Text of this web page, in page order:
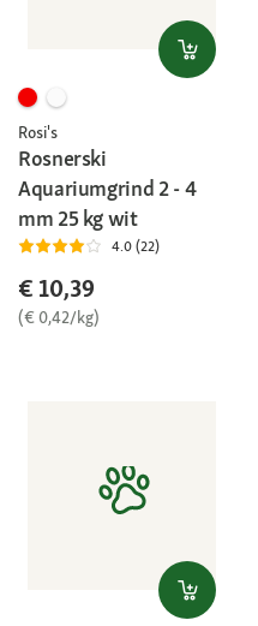
Rosi's
Rosnerski
Aquariumgrind 2 - 4
mm 25 kg wit
4.0 (22)
€ 10,39
(€ 0,42/kg)